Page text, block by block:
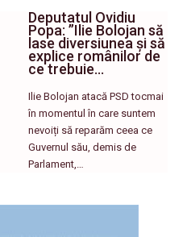
Deputatul Ovidiu
Popa: ”Ilie Bolojan să
lase diversiunea și să
explice românilor de
ce trebuie…
Ilie Bolojan atacă PSD tocmai
în momentul în care suntem
nevoiți să reparăm ceea ce
Guvernul său, demis de
Parlament,…